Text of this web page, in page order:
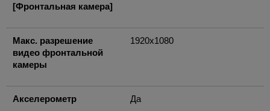
[Фронтальная камера]
Макс. разрешение
видео фронтальной
камеры
1920x1080
Акселерометр Да